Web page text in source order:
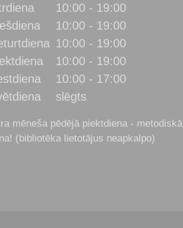
10:00 - 19:00
10:00 - 19:00
10:00 - 19:00
10:00 - 19:00
10:00 - 17:00
slēgts
mēneša pēdējā piektdiena - metodiskā
(bibliotēka lietotājus neapkalpo)